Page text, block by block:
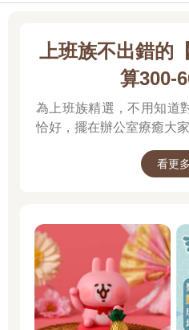
上班族不出錯的
算300-
為上班族精選，不用知道
恰好，擺在辦公室療癒大
看更多